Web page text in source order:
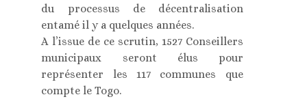
du processus de décentralisation
entamé il y a quelques années.
A l’issue de ce scrutin, 1527 Conseillers
municipaux seront élus pour
représenter les 117 communes que
compte le Togo.